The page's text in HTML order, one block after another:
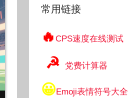
常用链接
🔥CPS速度在线测试
☭ 党费计算器
😀Emoji表情符号大全